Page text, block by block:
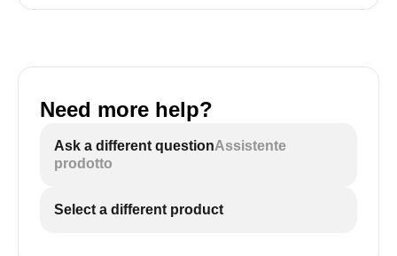
Need more help?
Ask a different questionAssistente
prodotto
Select a different product